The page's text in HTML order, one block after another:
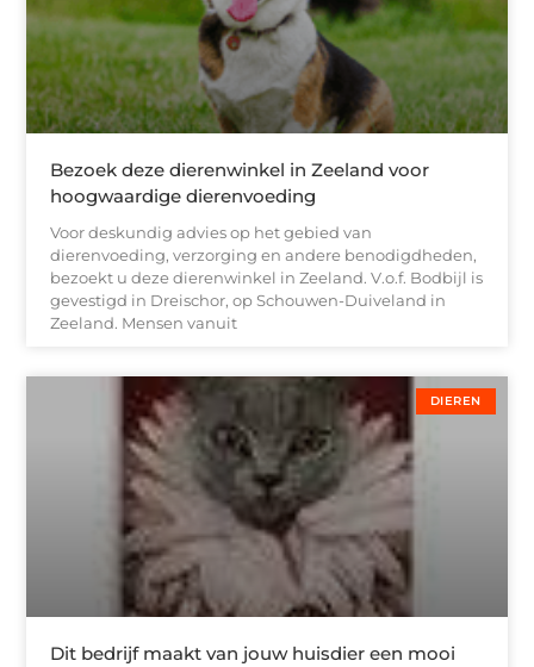
Bezoek deze dierenwinkel in Zeeland voor
hoogwaardige dierenvoeding
Voor deskundig advies op het gebied van
dierenvoeding, verzorging en andere benodigdheden,
bezoekt u deze dierenwinkel in Zeeland. V.o.f. Bodbijl is
gevestigd in Dreischor, op Schouwen-Duiveland in
Zeeland. Mensen vanuit
DIEREN
Dit bedrijf maakt van jouw huisdier een mooi